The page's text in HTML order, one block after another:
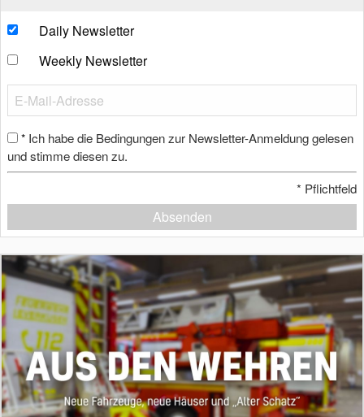
Daily Newsletter
Weekly Newsletter
* Ich habe die Bedingungen zur Newsletter-Anmeldung gelesen
und stimme diesen zu.
* Pflichtfeld
Absenden